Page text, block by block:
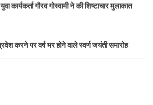
कार्यकर्ता गौरव गोस्वामी ने की शिष्टाचार मुलाकात
करने पर वर्ष भर होने वाले स्वर्ण जयंती समारोह